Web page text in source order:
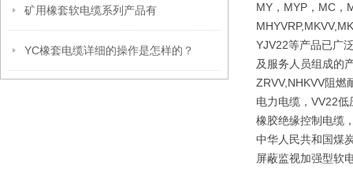
矿用橡套软电缆系列产品有
YC橡套电缆详细的操作是怎样的？
MY，MYP，MC，
YJV22等产品已广
及服务人员组成的
ZRVV,NHKVV阻燃
电力电缆，VV22
橡胶绝缘控制电缆
中华人民共和国煤
屏蔽监视加强型软